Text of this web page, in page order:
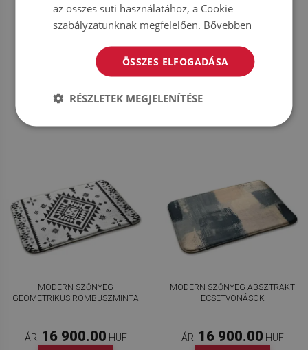
MODERN SZŐNYEG AZTÉK
16 900.00HUF
VEGYE MEG
MOST
MODERN SZŐNYEG FEKETE-
ÁR:16 900.00
MODERN SZŐNYEG
GEOMETRIKUS ROMBUSZMINTA
ÁR: 16 900.00 HUF
MODERN SZŐNYEG ABSZTRAKT
ECSETVONÁSOK
ÁR: 16 900.00 HUF
az összes süti használatához, a Cookie
szabályzatunknak megfelelően. Bővebben
ÖSSZES ELFOGADÁSA
RÉSZLETEK MEGJELENÍTÉSE